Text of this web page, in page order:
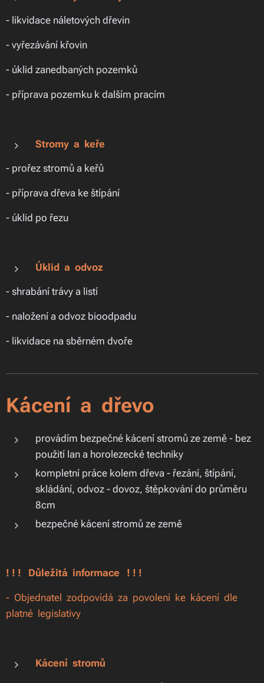
- likvidace náletových dřevin
- vyřezávání křovin
- úklid zanedbaných pozemků
- příprava pozemku k dalším pracím
Stromy a keře
- prořez stromů a keřů
- příprava dřeva ke štípání
- úklid po řezu
Úklid a odvoz
- shrabání trávy a listí
- naložení a odvoz bioodpadu
- likvidace na sběrném dvoře
Kácení a dřevo
provádím bezpečné kácení stromů ze země - bez
použití lan a horolezecké techniky
kompletní práce kolem dřeva - řezání, štípání,
skládání, odvoz - dovoz, štěpkování do průměru
8cm
bezpečné kácení stromů ze země
! ! ! Důležitá informace ! ! !
- Objednatel zodpovídá za povolení ke kácení dle
platné legislativy
Kácení stromů